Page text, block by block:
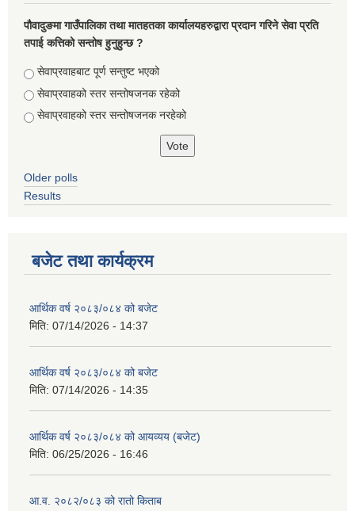
पौवादुङमा गाउँपालिका तथा मातहतका कार्यालयहरुद्वारा प्रदान गरिने सेवा प्रति
तपाई कत्तिको सन्तोष हुनुहुन्छ ?
Choices
सेवाप्रवाहबाट पूर्ण सन्तुष्ट भएको
सेवाप्रवाहको स्तर सन्तोषजनक रहेको
सेवाप्रवाहको स्तर सन्तोषजनक नरहेको
Older polls
Results
बजेट तथा कार्यक्रम
आर्थिक वर्ष २०८३/०८४ को बजेट
मिति: 07/14/2026 - 14:37
आर्थिक वर्ष २०८३/०८४ को बजेट
मिति: 07/14/2026 - 14:35
आर्थिक वर्ष २०८३/०८४ को आयव्यय (बजेट)
मिति: 06/25/2026 - 16:46
आ.व. २०८२/०८३ को रातो किताब